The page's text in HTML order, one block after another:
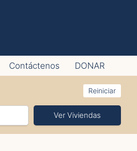
Contáctenos DONAR
Reiniciar
Ver Viviendas